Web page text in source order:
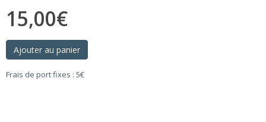
15,00€
Ajouter au panier
Frais de port fixes : 5€